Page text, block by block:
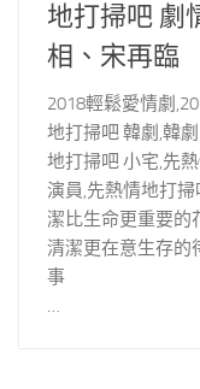
地打掃吧 劇
相、宋再臨
2018輕鬆愛情劇
地打掃吧 韓劇,韓
地打掃吧 小宅,先
演員,先熱情地打
潔比生命更重要的
清潔更在意生存的
事
…